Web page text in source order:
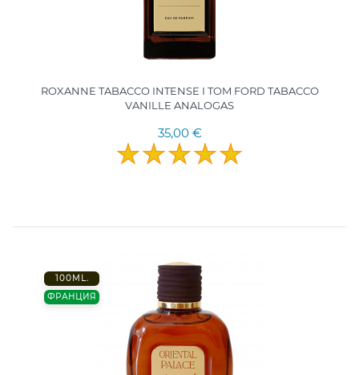
ROXANNE TABACCO INTENSE I TOM FORD TABACCO
VANILLE ANALOGAS
35,00 €
100ML.
ФРАНЦИЯ